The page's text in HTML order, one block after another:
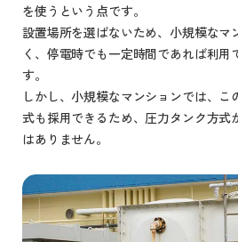
を使うという点です。
設置場所を選ばないため、小規模なマ
く、停電時でも一定時間であれば利用
す。
しかし、小規模なマンションでは、こ
式も採用できるため、圧力タンク方式
はありません。